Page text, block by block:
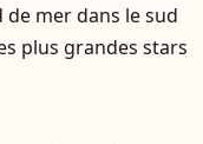
mer dans le sud
plus grandes stars